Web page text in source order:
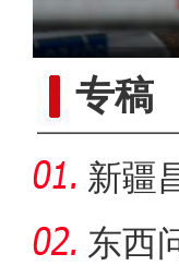
专稿
新疆
东西